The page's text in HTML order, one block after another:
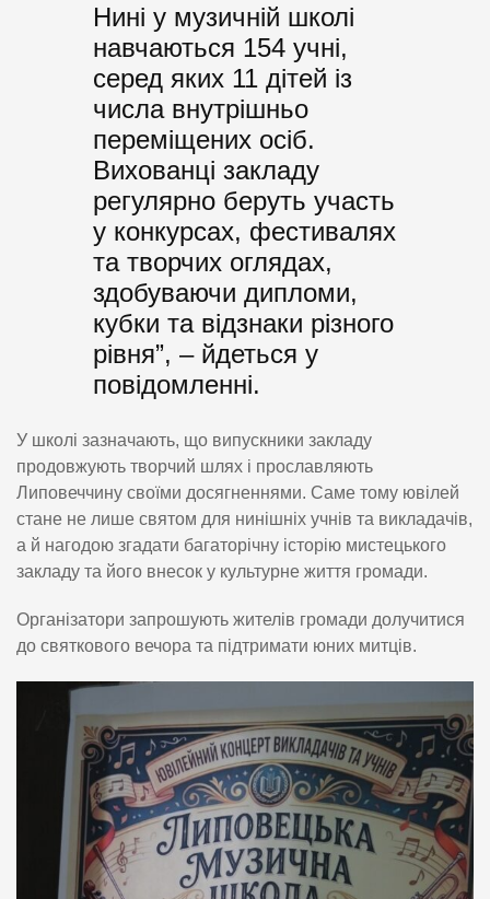
Нині у музичній школі
навчаються 154 учні,
серед яких 11 дітей із
числа внутрішньо
переміщених осіб.
Вихованці закладу
регулярно беруть участь
у конкурсах, фестивалях
та творчих оглядах,
здобуваючи дипломи,
кубки та відзнаки різного
рівня”, – йдеться у
повідомленні.
У школі зазначають, що випускники закладу
продовжують творчий шлях і прославляють
Липовеччину своїми досягненнями. Саме тому ювілей
стане не лише святом для нинішніх учнів та викладачів,
а й нагодою згадати багаторічну історію мистецького
закладу та його внесок у культурне життя громади.
Організатори запрошують жителів громади долучитися
до святкового вечора та підтримати юних митців.